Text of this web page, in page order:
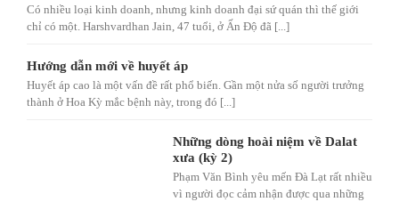
Có nhiều loại kinh doanh, nhưng kinh doanh đại sứ quán thì thế giới
chỉ có một. Harshvardhan Jain, 47 tuổi, ở Ấn Độ đã [...]
Hướng dẫn mới về huyết áp
Huyết áp cao là một vấn đề rất phổ biến. Gần một nửa số người trưởng
thành ở Hoa Kỳ mắc bệnh này, trong đó [...]
Những dòng hoài niệm về Dalat
xưa (kỳ 2)
Phạm Văn Bình yêu mến Đà Lạt rất nhiều
vì người đọc cảm nhận được qua những